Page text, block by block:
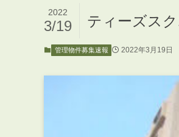
ティーズス
2022
3/19
管理物件募集速報 2022年3月19日